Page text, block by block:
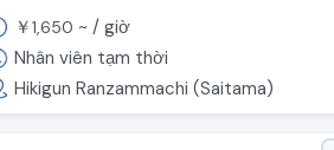
đồ uống/Lương giờ 1650 yên/Ca
kíp交替制
￥1,650 ~ /giờ
Nhân viên tạm thời
Hikigun Ranzammachi (Saitama)